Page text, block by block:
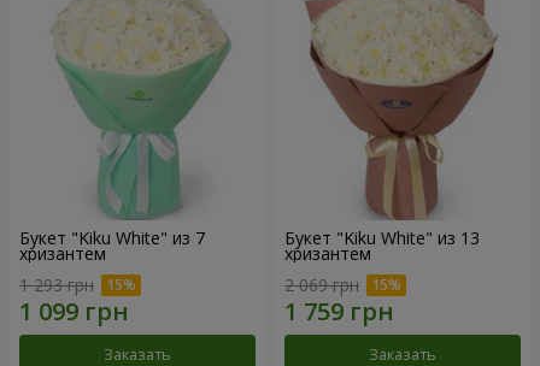
Букет "Kiku White" из 7
хризантем
1 293 грн
Заказать
Букет "Kiku White" из 13
хризантем
2 069 грн
Заказать